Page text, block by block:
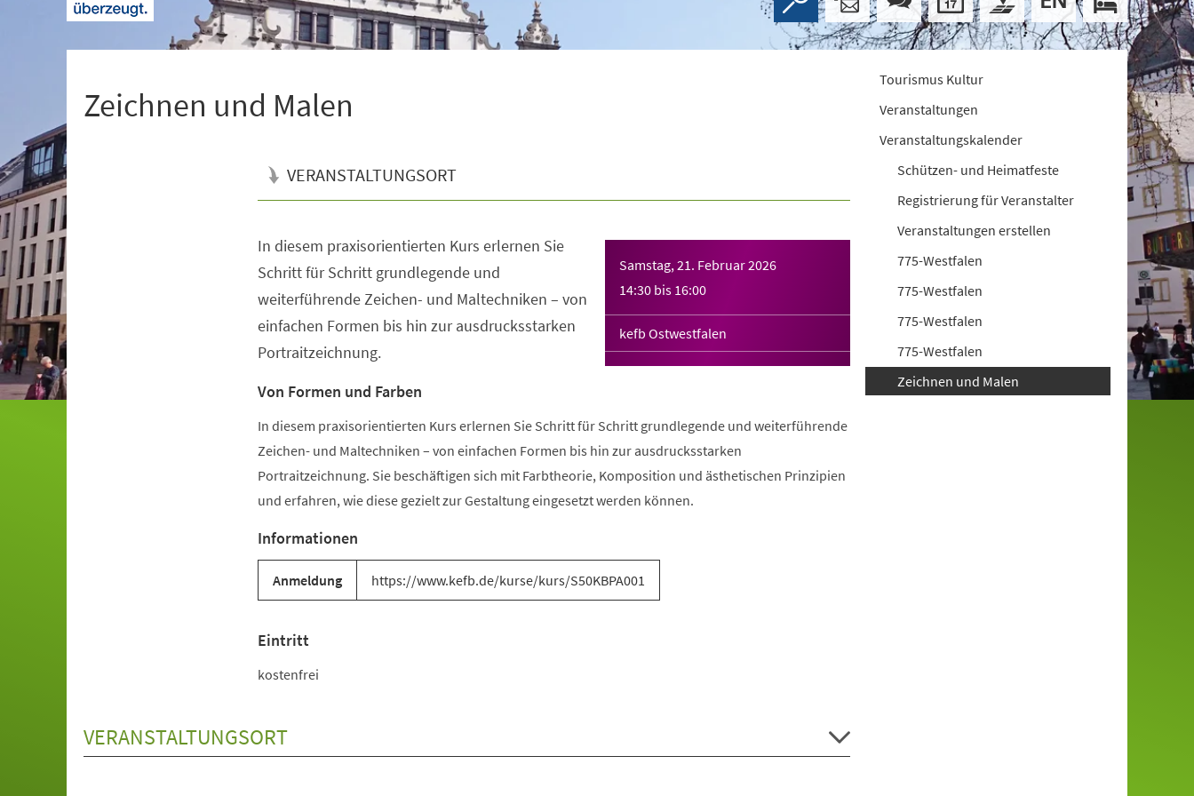
Zeichnen und Malen
VERANSTALTUNGSORT
Samstag, 21. Februar 2026
14:30 bis 16:00
kefb Ostwestfalen
In diesem praxisorientierten Kurs erlernen Sie
Schritt für Schritt grundlegende und
weiterführende Zeichen- und Maltechniken – von
einfachen Formen bis hin zur ausdrucksstarken
Portraitzeichnung.
Von Formen und Farben
In diesem praxisorientierten Kurs erlernen Sie Schritt für Schritt grundlegende und weiterführende
Zeichen- und Maltechniken – von einfachen Formen bis hin zur ausdrucksstarken
Portraitzeichnung. Sie beschäftigen sich mit Farbtheorie, Komposition und ästhetischen Prinzipien
und erfahren, wie diese gezielt zur Gestaltung eingesetzt werden können.
Informationen
Anmeldung https://www.kefb.de/kurse/kurs/S50KBPA001
Eintritt
kostenfrei
VERANSTALTUNGSORT
Tourismus Kultur
Veranstaltungen
Veranstaltungskalender
Schützen- und Heimatfeste
Registrierung für Veranstalter
Veranstaltungen erstellen
775-Westfalen
775-Westfalen
775-Westfalen
775-Westfalen
Zeichnen und Malen